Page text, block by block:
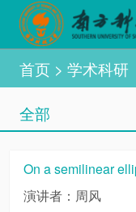
首页> 学术科研
全部
On a semilinear
演讲者：周风